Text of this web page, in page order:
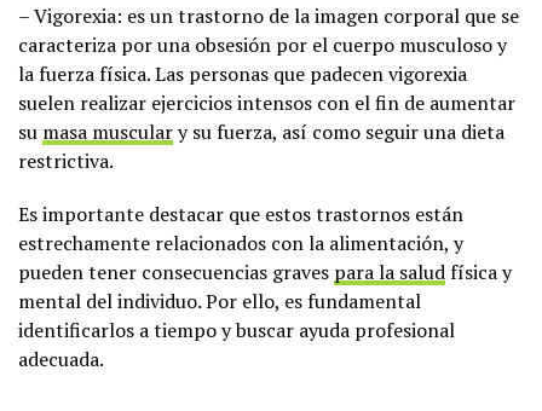
– Vigorexia: es un trastorno de la imagen corporal que se
caracteriza por una obsesión por el cuerpo musculoso y
la fuerza física. Las personas que padecen vigorexia
suelen realizar ejercicios intensos con el fin de aumentar
su masa musculary su fuerza, así como seguir una dieta
restrictiva.
Es importante destacar que estos trastornos están
estrechamente relacionados con la alimentación, y
pueden tener consecuencias graves para la saludfísica y
mental del individuo. Por ello, es fundamental
identificarlos a tiempo y buscar ayuda profesional
adecuada.